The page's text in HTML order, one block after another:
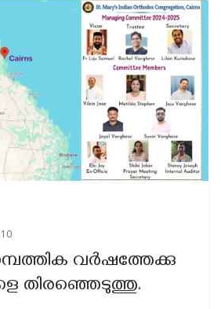
വർഷത്തേക്കു
തിരഞ്ഞെടുത്തു.